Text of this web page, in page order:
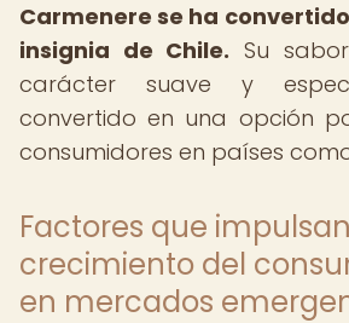
Carmenere se ha
insignia de Chile. Su
carácter suave y
convertido en una opción
consumidores en países
Factores que
crecimiento del
en mercados